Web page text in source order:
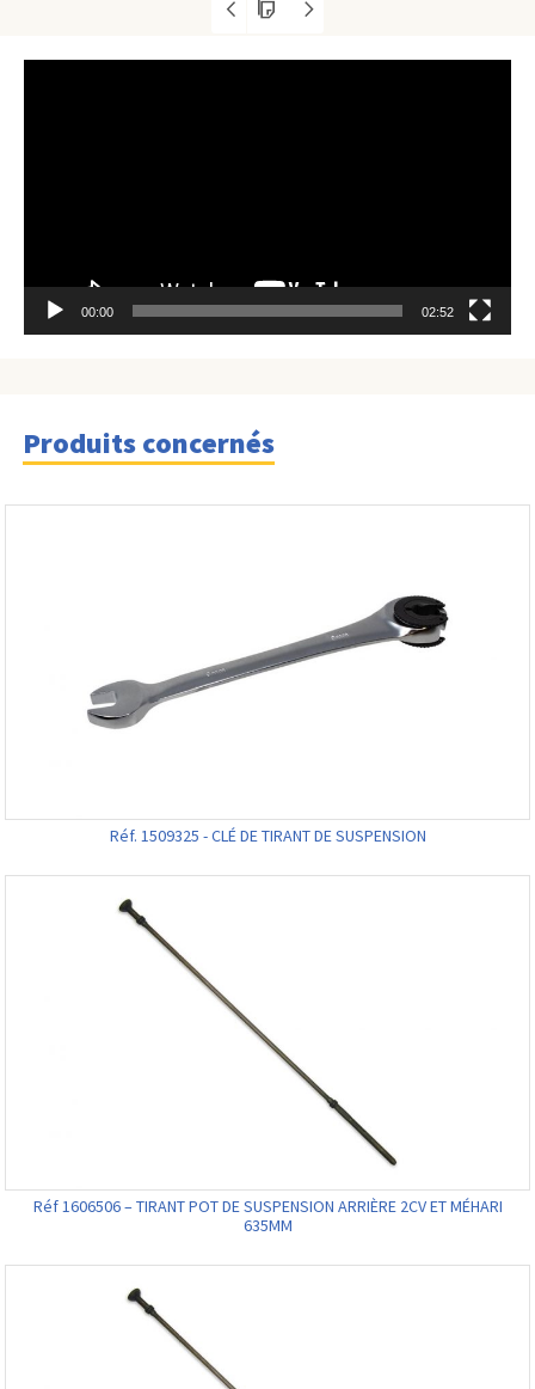
00:00 02:52
Produits concernés
Réf. 1509325 - CLÉ DE TIRANT DE SUSPENSION
Réf 1606506 – TIRANT POT DE SUSPENSION ARRIÈRE 2CV ET MÉHARI
635MM